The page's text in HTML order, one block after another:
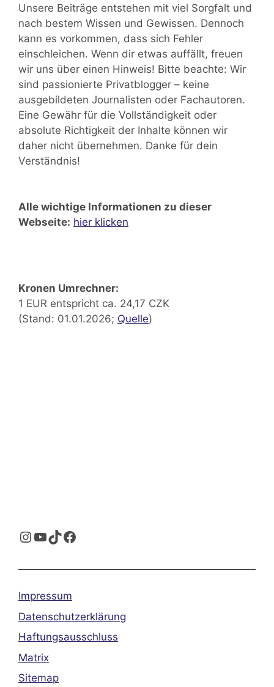
Unsere Beiträge entstehen mit viel Sorgfalt und
nach bestem Wissen und Gewissen. Dennoch
kann es vorkommen, dass sich Fehler
einschleichen. Wenn dir etwas auffällt, freuen
wir uns über einen Hinweis! Bitte beachte: Wir
sind passionierte Privatblogger – keine
ausgebildeten Journalisten oder Fachautoren.
Eine Gewähr für die Vollständigkeit oder
absolute Richtigkeit der Inhalte können wir
daher nicht übernehmen. Danke für dein
Verständnis!
Alle wichtige Informationen zu dieser
Webseite: hier klicken
Kronen Umrechner:
1 EUR entspricht ca. 24,17 CZK
(Stand: 01.01.2026; Quelle)
Instagram
YouTube
TikTok
Facebook
Impressum
Datenschutzerklärung
Haftungsausschluss
Matrix
Sitemap